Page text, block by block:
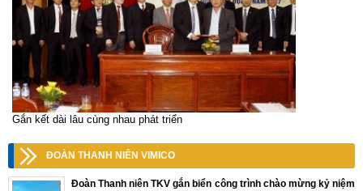
Gắn kết dài lâu cùng nhau phát triển
ĐOÀN THANH NIÊN VIMICO
Đoàn Thanh niên TKV gắn biển công trình chào mừng kỷ niệm